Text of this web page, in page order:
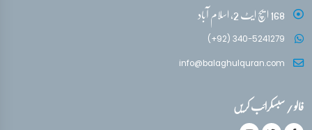
168 ایچ ایٹ 2، اسلام آباد
(+92) 340-5241279
info@balaghulquran.com
فالو / سبسکرائب کریں